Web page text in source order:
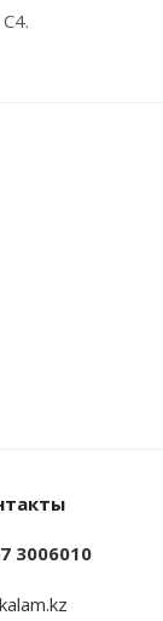
3006010